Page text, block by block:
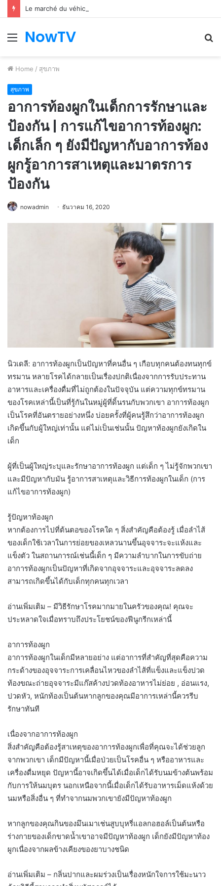
Le marché du véhicule d’occasion en plein essor
Menu
NowTV
Home / สุขภาพ
สุขภาพ
อาการท้องผูกในเด็กการรักษาและ
ป้องกัน | การแก้ไขอาการท้องผูก:
เด็กเล็ก ๆ ยังมีปัญหากับอาการท้อง
ผูกรู้อาการสาเหตุและมาตรการ
ป้องกัน
nowadmin ธันวาคม 16, 2020
นิวเดลี: อาการท้องผูกเป็นปัญหาที่คนอื่น ๆ เกือบทุกคนต้องทนทุกข์
ทรมาน หลายโรคได้กลายเป็นเรื่องปกติเนื่องจากการรับประทาน
อาหารและเครื่องดื่มที่ไม่ถูกต้องในปัจจุบัน แต่ความทุกข์ทรมาน
ของโรคเหล่านี้เป็นที่รู้กันในหมู่ผู้ที่ดิ้นรนกับพวกเขา อาการท้องผูก
เป็นโรคที่อันตรายอย่างหนึ่ง บ่อยครั้งที่ผู้คนรู้สึกว่าอาการท้องผูก
เกิดขึ้นกับผู้ใหญ่เท่านั้น แต่ไม่เป็นเช่นนั้น ปัญหาท้องผูกยังเกิดใน
เด็ก
ผู้ที่เป็นผู้ใหญ่ระบุและรักษาอาการท้องผูก แต่เด็ก ๆ ไม่รู้จักพวกเขา
และมีปัญหากับมัน รู้อาการสาเหตุและวิธีการท้องผูกในเด็ก (การ
แก้ไขอาการท้องผูก)
รู้ปัญหาท้องผูก
หากต้องการไปที่ต้นตอของโรคใด ๆ สิ่งสำคัญคือต้องรู้ เมื่อลำไส้
ของเด็กใช้เวลาในการย่อยของเหลวนานขึ้นอุจจาระจะแห้งและ
แข็งตัว ในสถานการณ์เช่นนี้เด็ก ๆ มีความลำบากในการขับถ่าย
อาการท้องผูกเป็นปัญหาที่เกิดจากอุจจาระและอุจจาระลดลง
สามารถเกิดขึ้นได้กับเด็กทุกคนทุกเวลา
อ่านเพิ่มเติม – มีวิธีรักษาโรคมากมายในครัวของคุณ! คุณจะ
ประหลาดใจเมื่อทราบถึงประโยชน์ของฟีนูกรีกเหล่านี้
อาการท้องผูก
อาการท้องผูกในเด็กมีหลายอย่าง แต่อาการที่สำคัญที่สุดคือความ
กระด้างของอุจจาระการเคลื่อนไหวของลำไส้ที่แข็งและแข็งปวด
ท้องขณะถ่ายอุจจาระมีแก๊สค้างปวดท้องอาหารไม่ย่อย , อ่อนแรง,
ปวดหัว, หนักท้องเป็นต้นหากลูกของคุณมีอาการเหล่านี้ควรรีบ
รักษาทันที
เนื่องจากอาการท้องผูก
สิ่งสำคัญคือต้องรู้สาเหตุของอาการท้องผูกเพื่อที่คุณจะได้ช่วยลูก
จากพวกเขา เด็กมีปัญหานี้เมื่อป่วยเป็นโรคอื่น ๆ หรืออาหารและ
เครื่องดื่มหยุด ปัญหานี้อาจเกิดขึ้นได้เมื่อเด็กได้รับนมข้างต้นพร้อม
กับการให้นมบุตร นอกเหนือจากนี้เมื่อเด็กได้รับอาหารเม็ดแห้งด้วย
นมหรือสิ่งอื่น ๆ ที่ทำจากนมพวกเขายังมีปัญหาท้องผูก
หากลูกของคุณกินของมึนเมาเช่นสูบบุหรี่แอลกอฮอล์เป็นต้นหรือ
ร่างกายของเด็กขาดน้ำเขาอาจมีปัญหาท้องผูก เด็กยังมีปัญหาท้อง
ผูกเนื่องจากผลข้างเคียงของยาบางชนิด
อ่านเพิ่มเติม – กลิ่นปากและผมร่วงเป็นเรื่องหนักใจการใช้มะนาว